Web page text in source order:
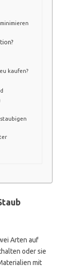
kaufen?
Arten auf
oder sie
mit